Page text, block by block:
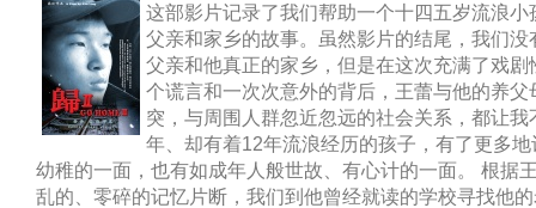
这部影片记录了我们帮助一个十四五岁流浪
父亲和家乡的故事。虽然影片的结尾，我们没
父亲和他真正的家乡，但是在这次充满了戏剧
个谎言和一次次意外的背后，王蕾与他的养父
突，与周围人群忽近忽远的社会关系，都让我
年、却有着12年流浪经历的孩子，有了更多
幼稚的一面，也有如成年人般世故、有心计的一面。 根据
乱的、零碎的记忆片断，我们到他曾经就读的学校寻找他